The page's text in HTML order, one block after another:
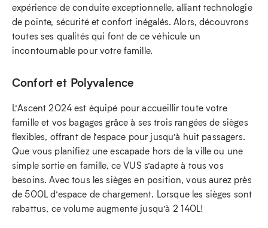
expérience de conduite exceptionnelle, alliant technologie
de pointe, sécurité et confort inégalés. Alors, découvrons
toutes ses qualités qui font de ce véhicule un
incontournable pour votre famille.
Confort et Polyvalence
L’Ascent 2024 est équipé pour accueillir toute votre
famille et vos bagages grâce à ses trois rangées de sièges
flexibles, offrant de l’espace pour jusqu’à huit passagers.
Que vous planifiez une escapade hors de la ville ou une
simple sortie en famille, ce VUS s’adapte à tous vos
besoins. Avec tous les sièges en position, vous aurez près
de 500L d’espace de chargement. Lorsque les sièges sont
rabattus, ce volume augmente jusqu’à 2 140L!